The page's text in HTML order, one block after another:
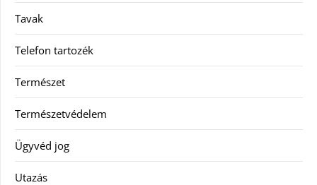
Tavak
Telefon tartozék
Természet
Természetvédelem
Ügyvéd jog
Utazás